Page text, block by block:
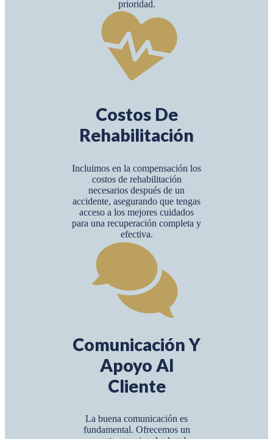
prioridad.
Costos De
Rehabilitación
Incluimos en la compensación los
costos de rehabilitación
necesarios después de un
accidente, asegurando que tengas
acceso a los mejores cuidados
para una recuperación completa y
efectiva.
Comunicación Y
Apoyo Al
Cliente
La buena comunicación es
fundamental. Ofrecemos un